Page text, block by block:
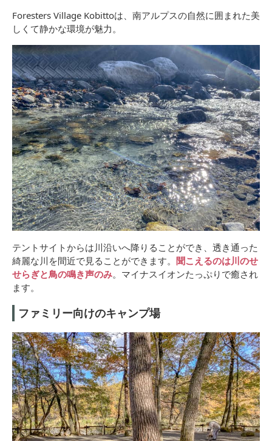
Foresters Village Kobittoは、南アルプスの自然に囲まれた美
しくて静かな環境が魅力。
テントサイトからは川沿いへ降りることができ、透き通った
綺麗な川を間近で見ることができます。 聞こえるのは川のせ
せらぎと鳥の鳴き声のみ。マイナスイオンたっぷりで癒され
ます。
ファミリー向けのキャンプ場